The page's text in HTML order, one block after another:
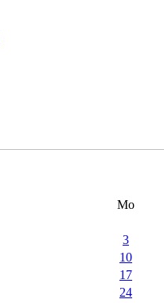
Mo
3
10
17
24